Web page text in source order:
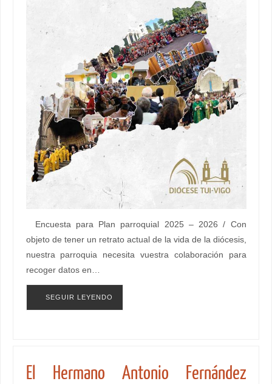
Encuesta para Plan parroquial 2025 – 2026 / Con
objeto de tener un retrato actual de la vida de la diócesis,
nuestra parroquia necesita vuestra colaboración para
recoger datos en…
SEGUIR LEYENDO
El Hermano Antonio Fernández